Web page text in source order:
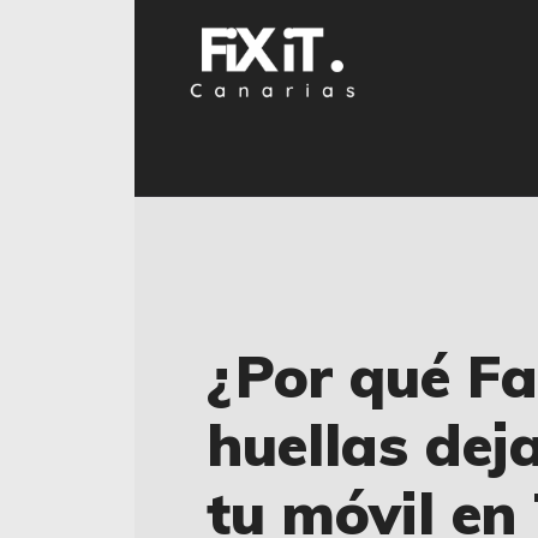
¿Por qué
huellas
tu móvil en